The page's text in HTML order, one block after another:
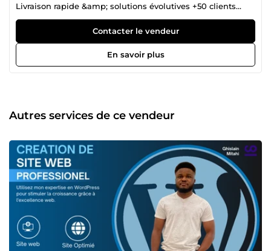
Livraison rapide &amp; solutions évolutives +50 clients
satisfaits (ComeUp &amp; missions directes) Disponible
développement web et en intégrations SaaS,
j’accompagne les entreprises et entrepreneurs dans la
création de solutions digitales puissantes, évolutives et
Make, WordPress, Shopify) une vision business pour
générer des résultats concrets (ventes, leads,
ne se contentent pas d’être esthétiques, mais qui créent
de la valeur et simplifient la gestion de votre activité. Ce
que je propose Création &amp; optimisation de boutiques
Shopify et WooCommerce → Thèmes personnalisés, SEO,
tunnels de vente, intégrations marketing. Développement
WordPress sur mesure → Sites vitrines, blogs, e-commerce,
plugins &amp; intégrations spécifiques. Automatisation
&amp; CRM (Go High Level, Zapier, API) → Automatisations
marketing, formulaires connectés, workflows intelligents.
Développement sur mesure en React, Next.js, Node.js
Contacter le vendeur
En savoir plus
Autres services de ce vendeur